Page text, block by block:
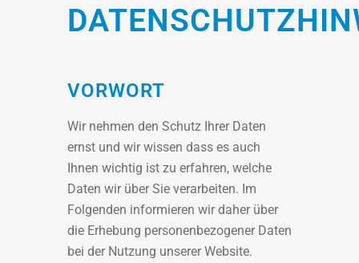
VORWORT
Wir nehmen den Schutz Ihrer Daten
ernst und wir wissen dass es auch
Ihnen wichtig ist zu erfahren, welche
Daten wir über Sie verarbeiten. Im
Folgenden informieren wir daher über
die Erhebung personenbezogener Daten
bei der Nutzung unserer Website.